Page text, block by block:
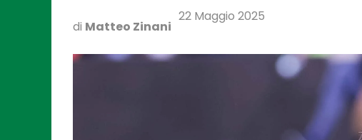
di Matteo Zinani
22 Maggio 2025